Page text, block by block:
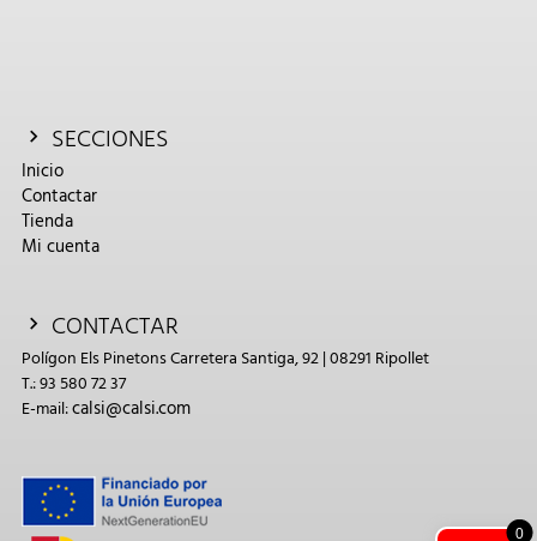
SECCIONES
Inicio
Contactar
Tienda
Mi cuenta
CONTACTAR
Polígon Els Pinetons Carretera Santiga, 92 | 08291 Ripollet
T.: 93 580 72 37
E-mail:calsi@calsi.com
0